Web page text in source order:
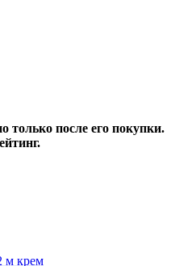
только после его покупки.